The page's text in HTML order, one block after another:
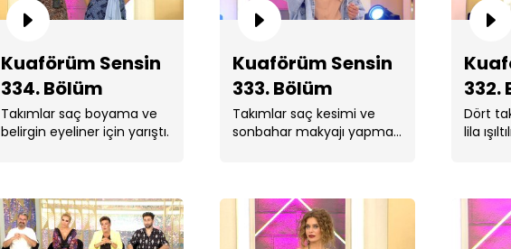
Kuaförüm
Kuaförüm
Kuaförüm Sensin
334. Bölüm
Takımlar saç boyama ve
belirgin eyeliner için yarıştı.
Kuaförüm Sensin
333. Bölüm
Takımlar saç kesimi ve
sonbahar makyajı yapmak
332.
Dört
lila